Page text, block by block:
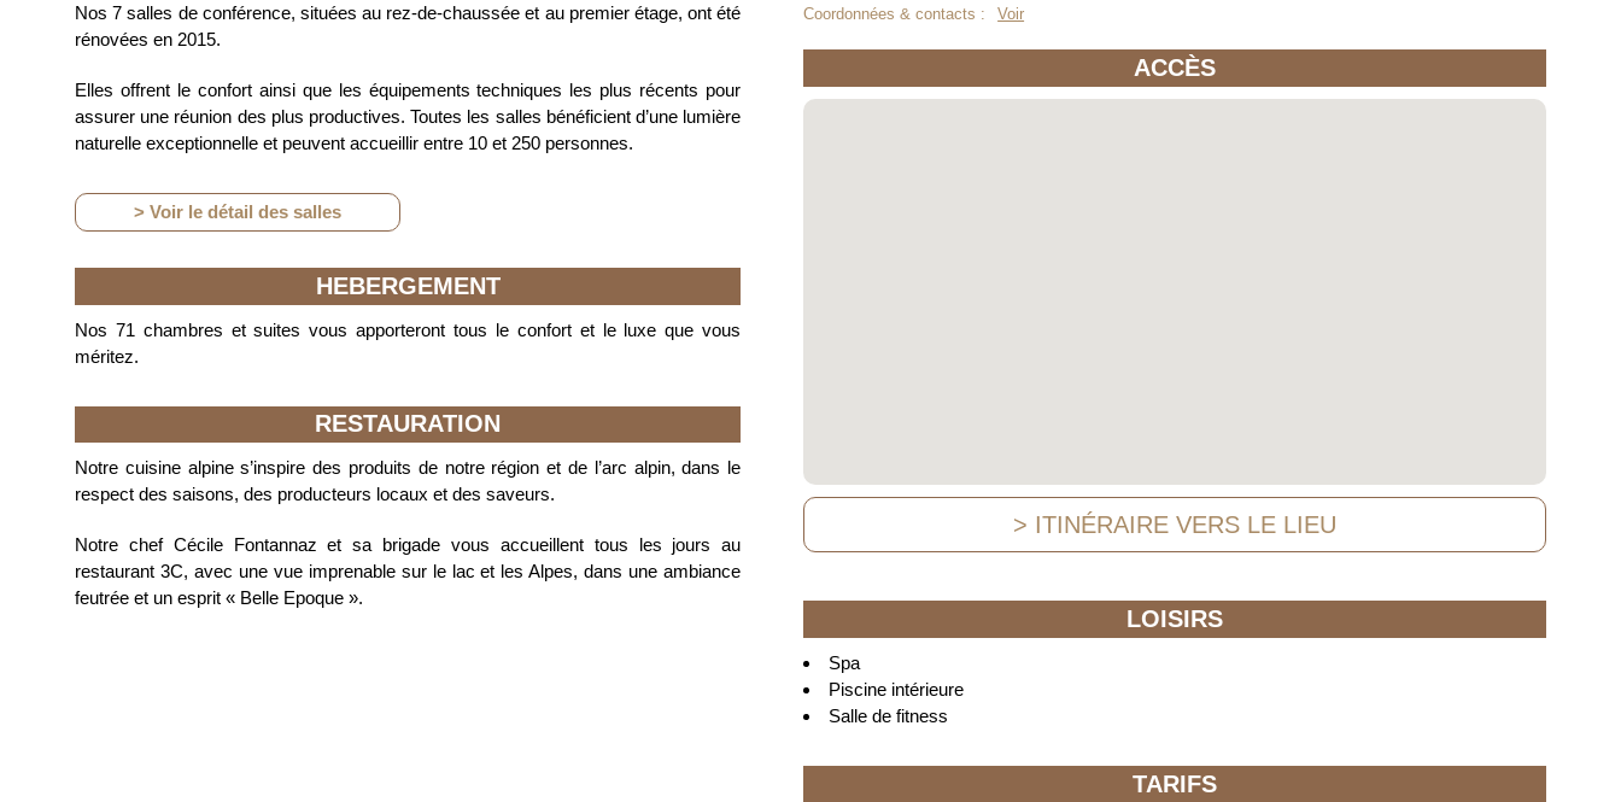
Nos 7 salles de conférence, situées au rez-de-chaussée et au premier étage, ont été
rénovées en 2015.
Elles offrent le confort ainsi que les équipements techniques les plus récents pour
assurer une réunion des plus productives. Toutes les salles bénéficient d’une lumière
naturelle exceptionnelle et peuvent accueillir entre 10 et 250 personnes.
> Voir le détail des salles
HEBERGEMENT
Nos 71 chambres et suites vous apporteront tous le confort et le luxe que vous
méritez.
RESTAURATION
Notre cuisine alpine s’inspire des produits de notre région et de l’arc alpin, dans le
respect des saisons, des producteurs locaux et des saveurs.
Notre chef Cécile Fontannaz et sa brigade vous accueillent tous les jours au
restaurant 3C, avec une vue imprenable sur le lac et les Alpes, dans une ambiance
feutrée et un esprit « Belle Epoque ».
Coordonnées & contacts : Voir
ACCÈS
> ITINÉRAIRE VERS LE LIEU
LOISIRS
Spa
Piscine intérieure
Salle de fitness
TARIFS